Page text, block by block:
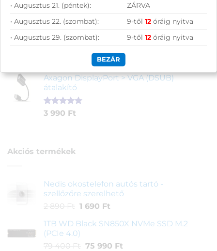
Értékelés
5-ből,
2
alapján
90Ft
Logitech M185 Wireless Mouse - Swift
Grey (szürke)
ből,
értékelés
alapján
Original
price
was:
290 Ft.
3 890FtCurrent
price
is:
Axagon DisplayPort > VGA (DSUB)
átalakító
Értékelés
1
3 990 Ft
Akciós termékek
Nedis okostelefon autós tartó -
szellőzőre szerelhető
2 890 Ft Original
was:
2
890 Ft.
1 690 FtCurrent
is:
690 Ft.
1TB WD Black SN850X NVMe SSD M.2
(PCIe 4.0)
79 400 Ft Original
75 990 FtCurrent
• Augusztus 21. (péntek):
ZÁRVA
• Augusztus 22. (szombat):
9-től12 óráig nyitva
• Augusztus 29. (szombat):
9-től12 óráig nyitva
BEZÁR